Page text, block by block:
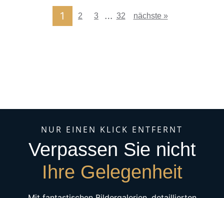
1 2 3 … 32 nächste »
NUR EINEN KLICK ENTFERNT
Verpassen Sie nicht
Ihre Gelegenheit